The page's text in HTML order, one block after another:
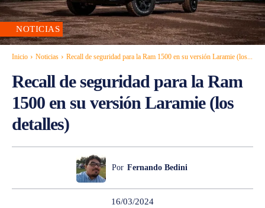
NOTICIAS
Inicio Noticias Recall de seguridad para la Ram 1500 en su versión Laramie (los...
Recall de seguridad para la Ram
1500 en su versión Laramie (los
detalles)
Por Fernando Bedini
16/03/2024